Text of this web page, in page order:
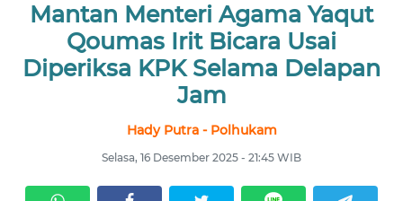
Mantan Menteri Agama Yaqut
Qoumas Irit Bicara Usai
Diperiksa KPK Selama Delapan
Jam
Hady Putra - Polhukam
Selasa, 16 Desember 2025 - 21:45 WIB
NASIONAL
DAERAH